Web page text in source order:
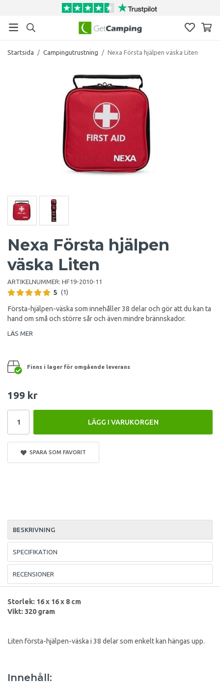
Startsida / Campingutrustning / Nexa Första hjälpen väska Liten
Nexa Första hjälpen
väska Liten
ARTIKELNUMMER: HF19-2010-11
5 (1)
Första-hjälpen-väska som innehåller 38 delar och gör att du kan ta
hand om små och större sår och även mindre brännskador.
LÄS MER
Finns i lager för omgående leverans
199 kr
LÄGG I VARUKORGEN
SPARA SOM FAVORIT
BESKRIVNING
SPECIFIKATION
RECENSIONER
Storlek: 16 x 16 x 8 cm
Vikt: 320 gram
Liten första-hjälpen-väska i 38 delar som enkelt kan hängas upp.
Innehåll: